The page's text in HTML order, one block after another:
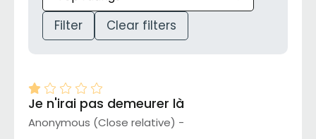
Filter Clear filters
Je n'irai pas demeurer là
Anonymous (Close relative) -